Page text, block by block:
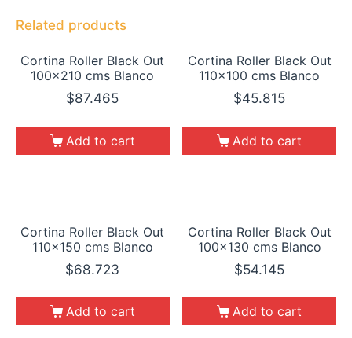
Related products
Cortina Roller Black Out
100×210 cms Blanco
$87.465
Add to cart
Cortina Roller Black Out
110×100 cms Blanco
$45.815
Add to cart
Cortina Roller Black Out
110×150 cms Blanco
$68.723
Add to cart
Cortina Roller Black Out
100×130 cms Blanco
$54.145
Add to cart